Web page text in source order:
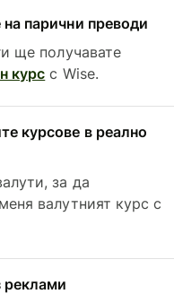
парични преводи
ще получавате
курс с Wise.
курсове в реално
за да
валутният курс с
реклами